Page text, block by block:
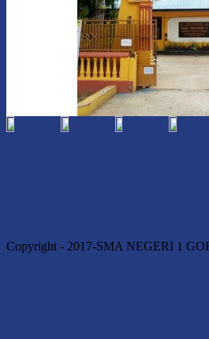
Copyright - 2017-SMA NEGERI 1